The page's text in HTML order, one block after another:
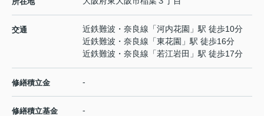
交通 近鉄難波・奈良線 「河内花園 」駅 徒歩10分
近鉄難波・奈良線 「東花園 」駅 徒歩16分
近鉄難波・奈良線 「若江岩田 」駅 徒歩17分
修繕積立金 -
修繕積立基金 -